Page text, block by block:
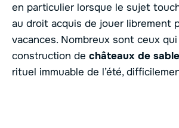
en particulier lorsque le sujet
au droit acquis de jouer librement
vacances. Nombreux sont ceux
construction de châteaux de sable
rituel immuable de l’été,